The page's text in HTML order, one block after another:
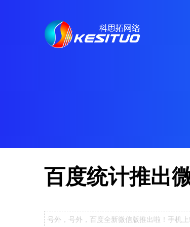
百度统计推出
号外，号外，百度全新微信版推出啦！手机